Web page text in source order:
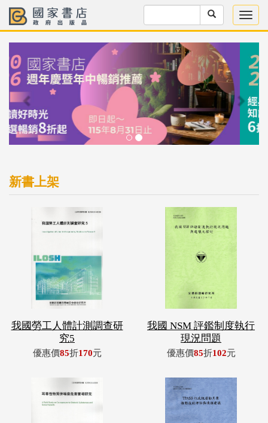
新書上架
我國勞工人體計測調查研
究5
優惠價85折170元
我國 NSM 評鑑制度執行
現況問題
優惠價85折102元